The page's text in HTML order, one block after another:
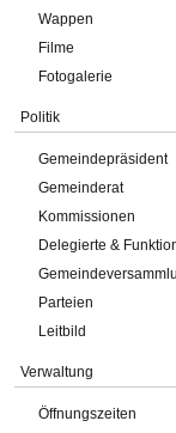
Wappen
Filme
Fotogalerie
Politik
Gemeindepräsident
Gemeinderat
Kommissionen
Delegierte &
Parteien
Leitbild
Verwaltung
Öffnungszeiten